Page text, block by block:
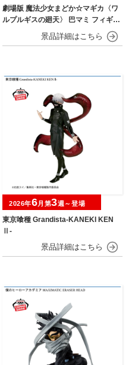
劇場版 魔法少女まどか☆マギカ〈ワ
ルプルギスの廻天〉 巴マミ フィギュ
東京喰種 Grandista-KANEKI KEN
Ⅱ-
2026年6月第3週～登場